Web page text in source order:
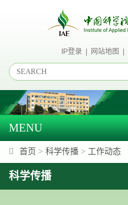
IP登录| 网站地图
MENU
首页 > 科学传播 > 工作动态
科学传播